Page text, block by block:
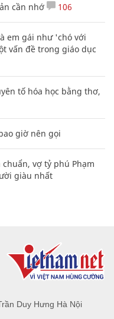
cần nhớ 106
em gái như 'chó với
vấn đề trong giáo dục
tố hóa học bằng thơ,
giờ nên gọi
vợ tỷ phú Phạm
giàu nhất
Duy Hưng Hà Nội